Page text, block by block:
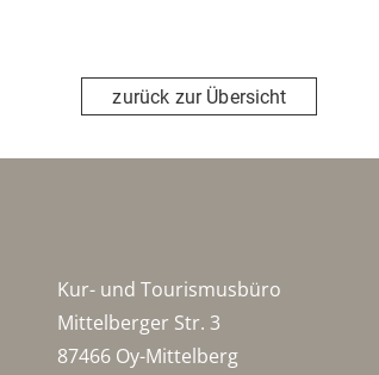
zurück zur Übersicht
Kur- und Tourismusbüro
Mittelberger Str. 3
87466 Oy-Mittelberg